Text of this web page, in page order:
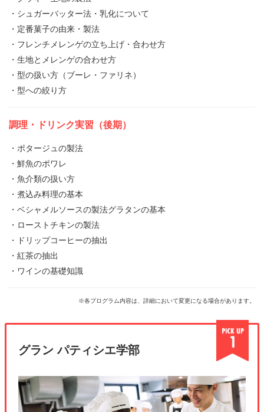
・シュガーバッター法・乳化について
・定番菓子の由来・製法
・フレンチメレンゲの立ち上げ・合わせ方
・生地とメレンゲの合わせ方
・型の扱い方（ブーレ・ファリネ）
・型への絞り方
調理・ドリンク実習（後期）
・ポタージュの製法
・鮮魚のポワレ
・魚介類の扱い方
・煮込み料理の基本
・ベシャメルソースの製法グラタンの基本
・ローストチキンの製法
・ドリップコーヒーの抽出
・紅茶の抽出
・ワインの基礎知識
※各プログラム内容は、詳細において変更になる場合があります。
グラン パティシエ学部